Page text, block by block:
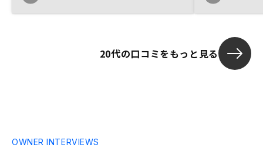
20代の口コミをもっと見る
OWNER INTERVIEWS